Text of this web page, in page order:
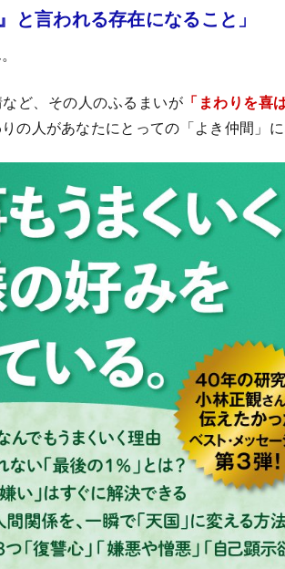
と言われる存在になること」
ど、その人のふるまいが 「まわりを喜
の人があなたにとっての「よき仲間」に